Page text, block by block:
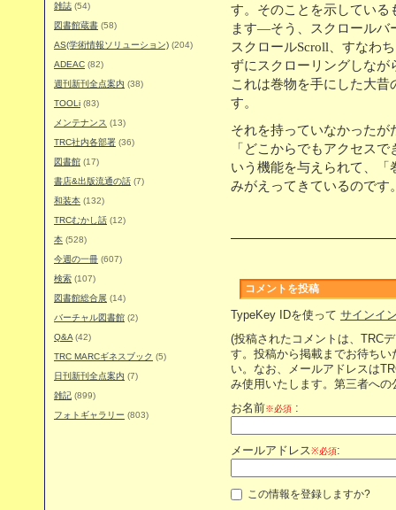
雑誌 (54)
図書館蔵書 (58)
AS(学術情報ソリューション) (204)
ADEAC (82)
週刊新刊全点案内 (38)
TOOLi (83)
メンテナンス (13)
TRC社内各部署 (36)
図書館 (17)
書店&出版流通の話 (7)
和装本 (132)
TRCむかし話 (12)
本 (528)
今週の一冊 (607)
検索 (107)
図書館総合展 (14)
バーチャル図書館 (2)
Q&A (42)
TRC MARCギネスブック (5)
日刊新刊全点案内 (7)
雑記 (899)
フォトギャラリー (803)
す。そのことを示している
ます―そう、スクロールバ
スクロールScroll、すなわ
ずにスクローリングしなが
これは巻物を手にした大
す。
それを持っていなかった
「どこからでもアクセス
いう機能を与えられて、「
みがえってきているのです
コメントを投稿
TypeKey IDを使って サインイ
(投稿されたコメントは、TRC
す。投稿から掲載までお待ち
い。なお、メールアドレスは
み使用いたします。第三者へ
お名前※必須 :
メールアドレス※必須:
この情報を登録しますか?